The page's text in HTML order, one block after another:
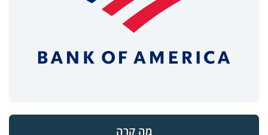
מה קרה